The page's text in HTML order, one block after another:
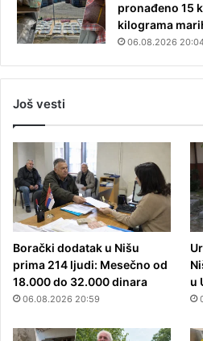
pronađeno 15
kilograma
06.08.2026
Još vesti
Borački dodatak u Nišu
prima 214 ljudi: Mesečno od
18.000 do 32.000 dinara
06.08.2026 20:59
u